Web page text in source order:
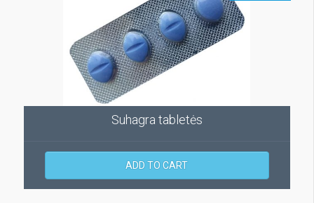
Suhagra tabletės
ADD TO CART